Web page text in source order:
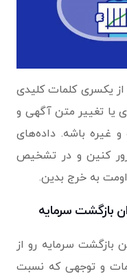
یکسری کلمات کلیدی
یا تغییر متن آگهی و
غیره باشه. داده‌های
کنین و در تشخیص
به خرج بدین.
بازگشت سرمایه
بازگشت‌ سرمایه رو از
و توجهی که نسبت